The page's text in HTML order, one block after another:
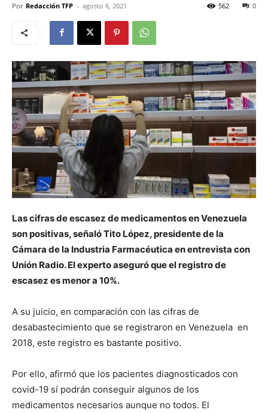
Por Redacción TFP - agosto 6, 2021 0
562
Las cifras de escasez de medicamentos en Venezuela
son positivas, señaló Tito López, presidente de la
Cámara de la Industria Farmacéutica en entrevista con
Unión Radio. El experto aseguró que el registro de
escasez es menor a 10%.
A su juicio, en comparación con las cifras de
desabastecimiento que se registraron en Venezuela en
2018, este registro es bastante positivo.
Por ello, afirmó que los pacientes diagnosticados con
covid-19 sí podrán conseguir algunos de los
medicamentos necesarios aunque no todos. El